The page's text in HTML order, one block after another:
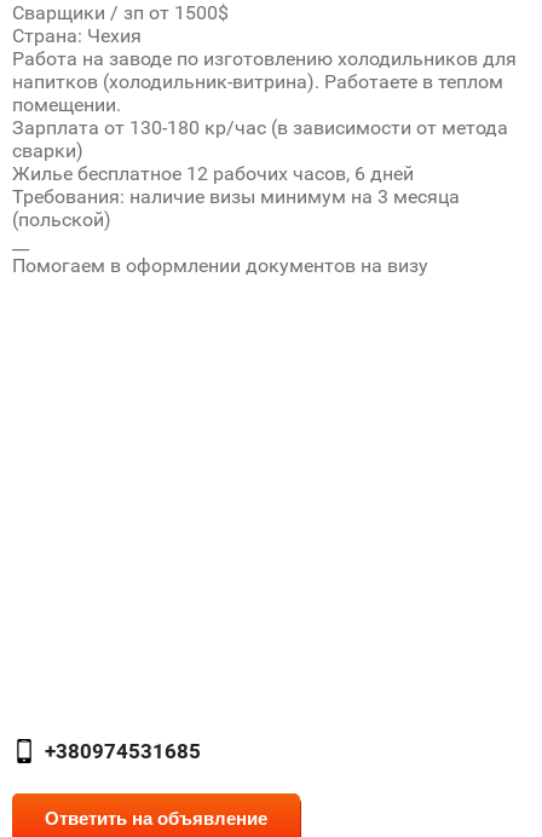
Сварщики / зп от 1500$
Страна: Чехия
Работа на заводе по изготовлению холодильников для
напитков (холодильник-витрина). Работаете в теплом
помещении.
Зарплата от 130-180 кр/час (в зависимости от метода
сварки)
Жилье бесплатное 12 рабочих часов, 6 дней
Требования: наличие визы минимум на 3 месяца
(польской)
Помогаем в оформлении документов на визу
+380974531685